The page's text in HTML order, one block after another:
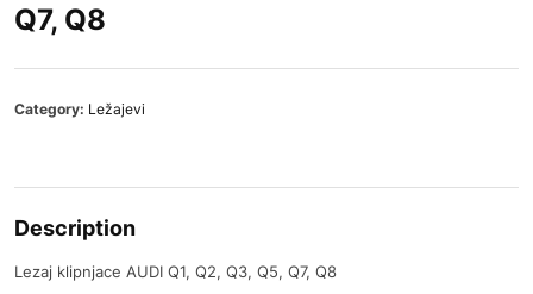
Q7, Q8
Category: Ležajevi
Description
Lezaj klipnjace AUDI Q1, Q2, Q3, Q5, Q7, Q8